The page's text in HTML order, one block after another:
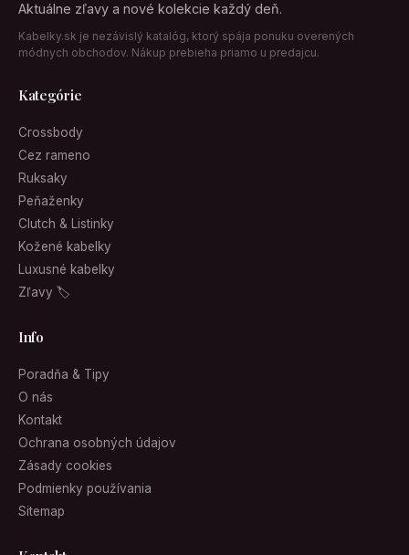
Aktuálne zľavy a nové kolekcie každý deň.
Kabelky.sk je nezávislý katalóg, ktorý spája ponuku overených
módnych obchodov. Nákup prebieha priamo u predajcu.
Kategórie
Crossbody
Cez rameno
Ruksaky
Peňaženky
Clutch & Listinky
Kožené kabelky
Luxusné kabelky
Zľavy 🏷
Info
Poradňa & Tipy
O nás
Kontakt
Ochrana osobných údajov
Zásady cookies
Podmienky používania
Sitemap